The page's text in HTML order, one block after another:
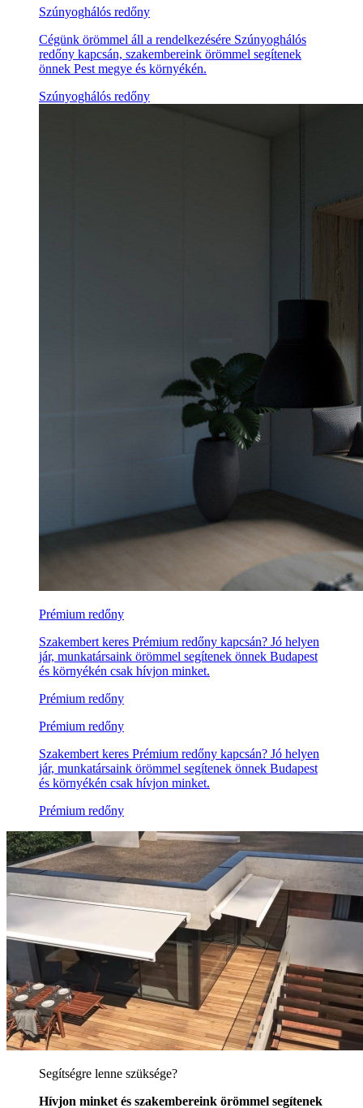
Szúnyoghálós redőny
Cégünk örömmel áll a rendelkezésére Szúnyoghálós
redőny kapcsán, szakembereink örömmel segítenek
önnek Pest megye és környékén.
Szúnyoghálós redőny
Prémium redőny
Szakembert keres Prémium redőny kapcsán? Jó helyen
jár, munkatársaink örömmel segítenek önnek Budapest
és környékén csak hívjon minket.
Prémium redőny
Prémium redőny
Szakembert keres Prémium redőny kapcsán? Jó helyen
jár, munkatársaink örömmel segítenek önnek Budapest
és környékén csak hívjon minket.
Prémium redőny
Segítségre lenne szüksége?
Hívjon minket és szakembereink örömmel segítenek